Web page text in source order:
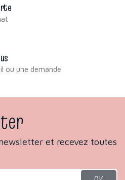
ou une demande
et recevez toutes